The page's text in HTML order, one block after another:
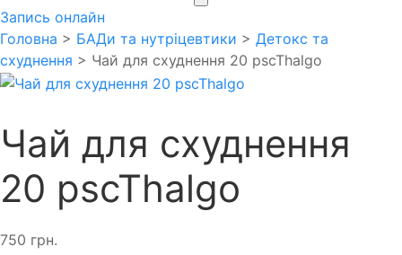
Запись онлайн
Головна > БАДи та нутріцевтики > Детокс та
схуднення > Чай для схуднення 20 pscThalgo
Чай для схуднення
20 pscThalgo
750 грн.